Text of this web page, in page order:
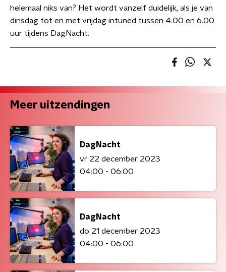
helemaal niks van? Het wordt vanzelf duidelijk, als je van
dinsdag tot en met vrijdag intuned tussen 4.00 en 6.00
uur tijdens DagNacht.
Meer uitzendingen
DagNacht
vr 22 december 2023
04:00 - 06:00
DagNacht
do 21 december 2023
04:00 - 06:00